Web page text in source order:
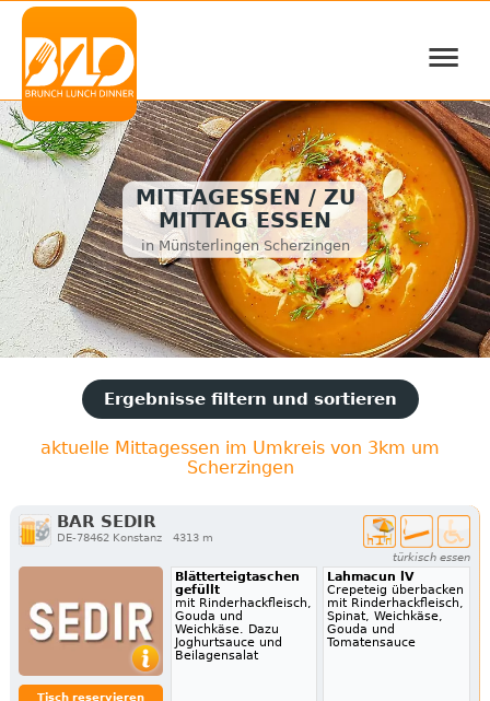
≡
MITTAGESSEN / ZU
MITTAG ESSEN
in Münsterlingen Scherzingen
Ergebnisse filtern und sortieren
aktuelle Mittagessen im Umkreis von 3km um
Scherzingen
BAR SEDIR
DE-78462 Konstanz
4313 m
türkisch essen
Tisch reservieren
Blätterteigtaschen
gefüllt
mit Rinderhackfleisch,
Gouda und
Weichkäse. Dazu
Joghurtsauce und
Beilagensalat
Lahmacun lV
Crepeteig überbacken
mit Rinderhackfleisch,
Spinat, Weichkäse,
Gouda und
Tomatensauce